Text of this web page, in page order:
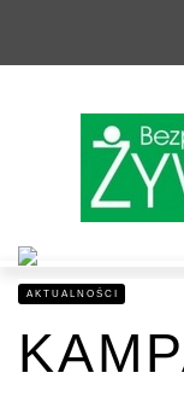
AKTUALNOŚCI